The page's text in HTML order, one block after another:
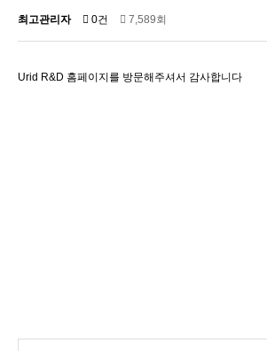
최고관리자 0건 7,589회
Urid R&D 홈페이지를 방문해주셔서 감사합니다